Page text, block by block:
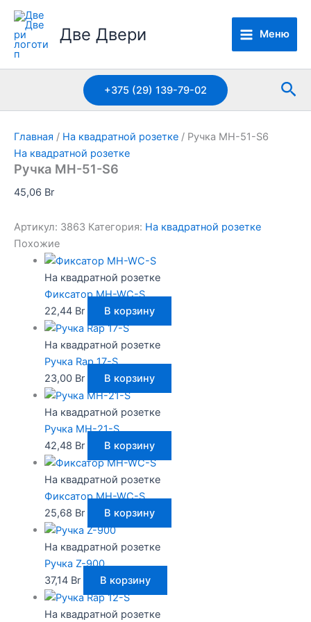
Перейти
содержимомуДве Двери Меню
+375 (29) 139-79-02
Главная / На квадратной розетке / Ручка MH-51-S6
На квадратной розетке
Ручка MH-51-S6
45,06 Br
Артикул: 3863 Категория: На квадратной розетке
Похожие
На квадратной розетке
Фиксатор MH-WC-S
22,44 Br В корзину
На квадратной розетке
Ручка Rap 17-S
23,00 Br В корзину
На квадратной розетке
Ручка MH-21-S
42,48 Br В корзину
На квадратной розетке
Фиксатор MH-WC-S
25,68 Br В корзину
На квадратной розетке
Ручка Z-900
37,14 Br В корзину
На квадратной розетке